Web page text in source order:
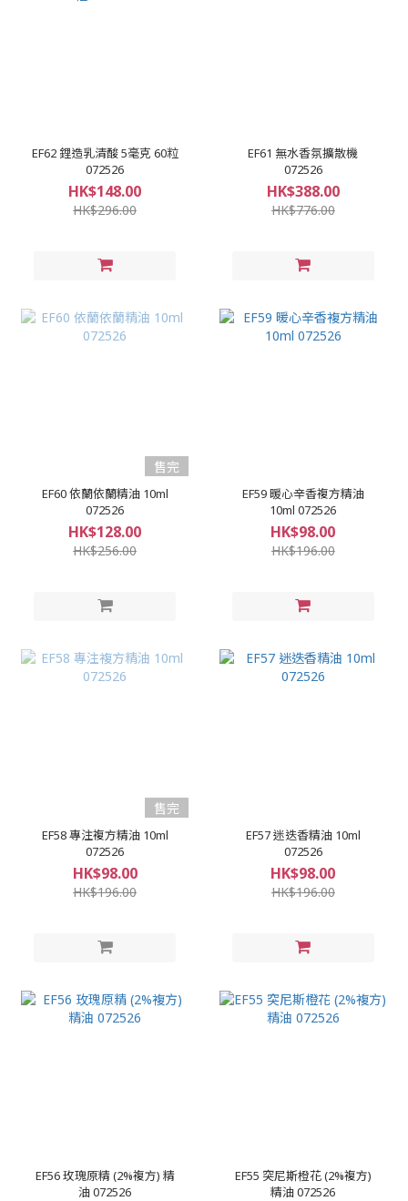
EF62 鋰造乳清酸 5毫克 60粒
072526
HK$148.00
HK$296.00
EF61 無水香氛擴散機
072526
HK$388.00
HK$776.00
售完
EF60 依蘭依蘭精油 10ml
072526
HK$128.00
HK$256.00
EF59 暖心辛香複方精油
10ml 072526
HK$98.00
HK$196.00
售完
EF58 專注複方精油 10ml
072526
HK$98.00
HK$196.00
EF57 迷迭香精油 10ml
072526
HK$98.00
HK$196.00
EF56 玫瑰原精 (2%複方) 精
油 072526
EF55 突尼斯橙花 (2%複方)
精油 072526